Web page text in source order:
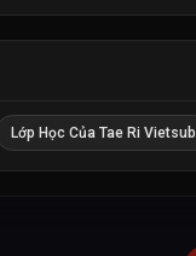
Lớp Học Của Tae Ri Vietsub